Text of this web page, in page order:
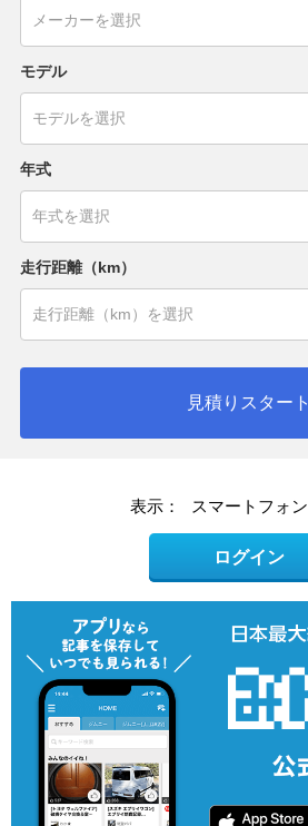
モデル
年式
走行距離（km）
見積りスタート
表示： スマートフォン
ログイン